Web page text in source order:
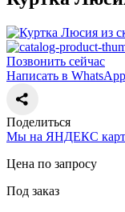
Позвонить сейчас
Написать в WhatsApp
Поделиться
Мы на ЯНДЕКС
Цена по запросу
Под заказ